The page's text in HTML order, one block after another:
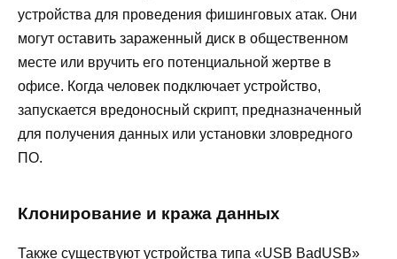
устройства для проведения фишинговых атак. Они
могут оставить зараженный диск в общественном
месте или вручить его потенциальной жертве в
офисе. Когда человек подключает устройство,
запускается вредоносный скрипт, предназначенный
для получения данных или установки зловредного
ПО.
Клонирование и кража данных
Также существуют устройства типа «USB BadUSB»